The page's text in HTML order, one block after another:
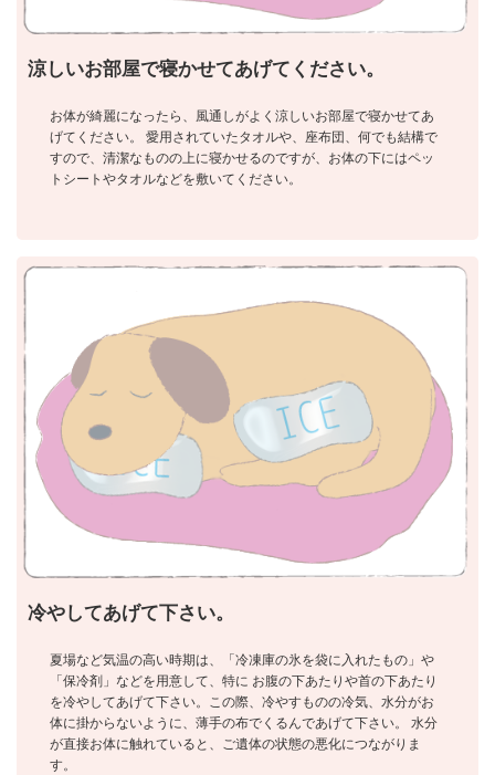
涼しいお部屋で寝かせてあげてください。
お体が綺麗になったら、風通しがよく涼しいお部屋で寝かせてあ
げてください。 愛用されていたタオルや、座布団、何でも結構で
すので、清潔なものの上に寝かせるのですが、お体の下にはペッ
トシートやタオルなどを敷いてください。
冷やしてあげて下さい。
夏場など気温の高い時期は、「冷凍庫の氷を袋に入れたもの」や
「保冷剤」などを用意して、特に お腹の下あたりや首の下あたり
を冷やしてあげて下さい。この際、冷やすものの冷気、水分がお
体に掛からないように、薄手の布でくるんであげて下さい。 水分
が直接お体に触れていると、ご遺体の状態の悪化につながりま
す。